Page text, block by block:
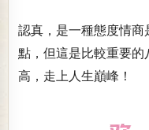
認真，是一種態度情商
點，但這是比較重要
高，走上人生巔峰！